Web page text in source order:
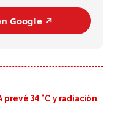
Google ↗️
prevé 34 °C y radiación